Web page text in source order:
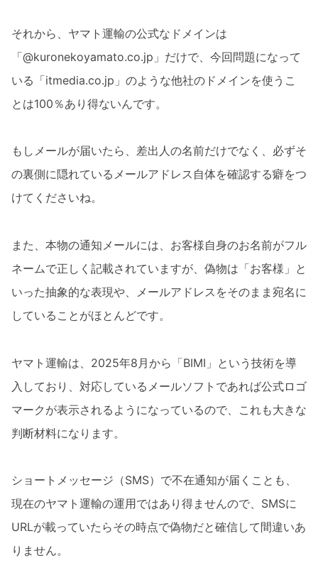
それから、ヤマト運輸の公式なドメインは
「@kuronekoyamato.co.jp」だけで、今回問題になって
いる「itmedia.co.jp」のような他社のドメインを使うこ
とは100％あり得ないんです。
もしメールが届いたら、差出人の名前だけでなく、必ずそ
の裏側に隠れているメールアドレス自体を確認する癖をつ
けてくださいね。
また、本物の通知メールには、お客様自身のお名前がフル
ネームで正しく記載されていますが、偽物は「お客様」と
いった抽象的な表現や、メールアドレスをそのまま宛名に
していることがほとんどです。
ヤマト運輸は、2025年8月から「BIMI」という技術を導
入しており、対応しているメールソフトであれば公式ロゴ
マークが表示されるようになっているので、これも大きな
判断材料になります。
ショートメッセージ（SMS）で不在通知が届くことも、
現在のヤマト運輸の運用ではあり得ませんので、SMSに
URLが載っていたらその時点で偽物だと確信して間違いあ
りません。